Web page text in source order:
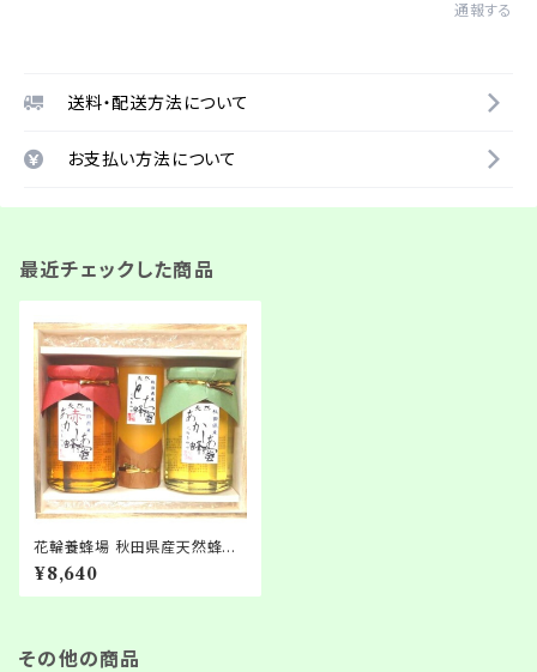
通報する
送料・配送方法について
お支払い方法について
最近チェックした商品
花輪養蜂場 秋田県産天然蜂蜜
3種詰合せ 木箱入り
¥8,640
その他の商品